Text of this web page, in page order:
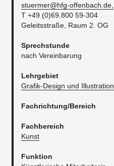
stuermer@hfg-offenbach.de,
T +49 (0)69.800 59-304
Geleitsstraße, Raum 2. OG
Sprechstunde
nach Vereinbarung
Lehrgebiet
Grafik-Design und Illustration
Fachrichtung/Bereich
Fachbereich
Kunst
Funktion